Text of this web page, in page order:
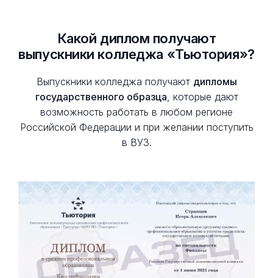
Какой диплом получают
выпускники колледжа «Тьютория»?
Выпускники колледжа получают дипломы
государственного образца, которые дают
возможность работать в любом регионе
Российской Федерации и при желании поступить
в ВУЗ.